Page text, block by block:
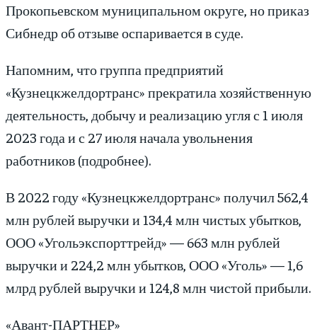
Прокопьевском муниципальном округе, но приказ
Сибнедр об отзыве оспаривается в суде.
Напомним, что группа предприятий
«Кузнецкжелдортранс» прекратила хозяйственную
деятельность, добычу и реализацию угля с 1 июля
2023 года и с 27 июля начала увольнения
работников (подробнее).
В 2022 году «Кузнецкжелдортранс» получил 562,4
млн рублей выручки и 134,4 млн чистых убытков,
ООО «Угольэкспорттрейд» — 663 млн рублей
выручки и 224,2 млн убытков, ООО «Уголь» — 1,6
млрд рублей выручки и 124,8 млн чистой прибыли.
«Авант-ПАРТНЕР»